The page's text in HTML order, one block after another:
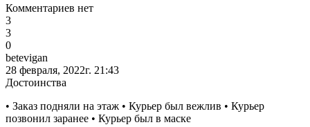
Комментариев нет
3
3
0
betevigan
28 февраля, 2022г. 21:43
Достоинства
• Заказ подняли на этаж • Курьер был вежлив • Курьер
позвонил заранее • Курьер был в маске